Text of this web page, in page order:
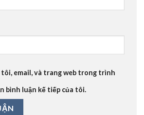
email, và trang web trong trình
bình luận kế tiếp của tôi.